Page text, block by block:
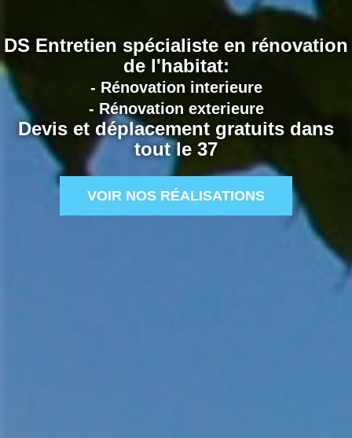
DS Entretien spécialiste en rénovation
de l'habitat:
- Rénovation interieure
- Rénovation exterieure
Devis et déplacement gratuits dans
tout le 37
VOIR NOS RÉALISATIONS